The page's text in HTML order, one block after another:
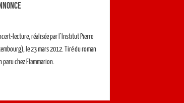
lecture, réalisée par l’Institut Pierre
le 23 mars 2012. Tiré du roman
paru chez Flammarion.